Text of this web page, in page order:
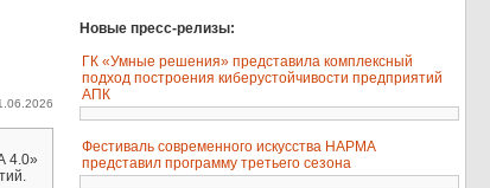
4.0»
Новые пресс-релизы:
ГК «Умные решения» представила комплексный
подход построения киберустойчивости предприятий
АПК
Фестиваль современного искусства НАРМА
представил программу третьего сезона